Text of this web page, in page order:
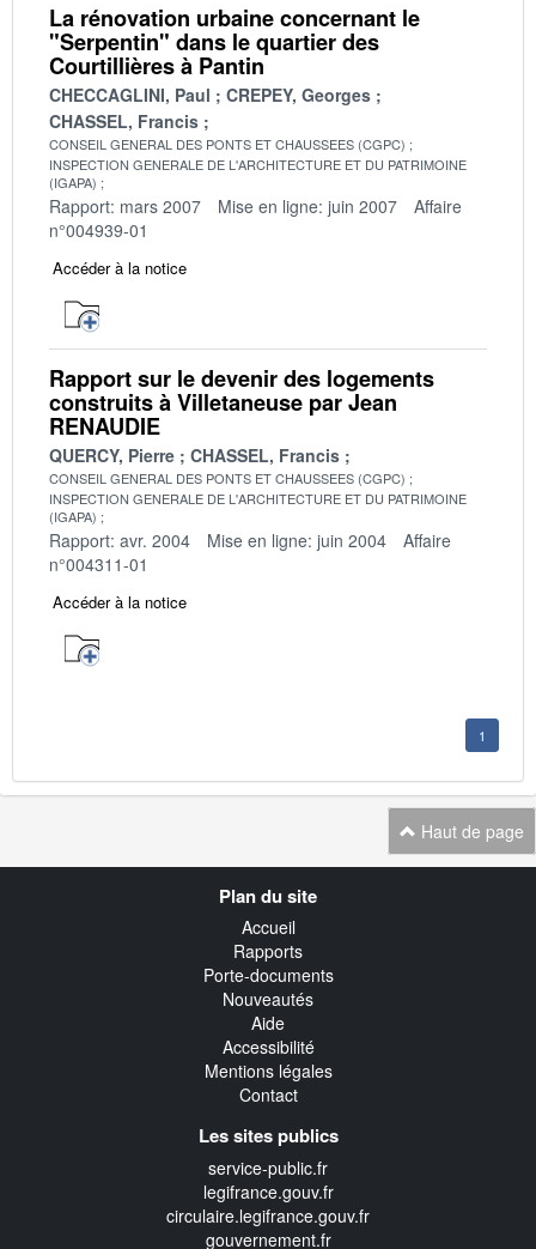
La rénovation urbaine concernant le
"Serpentin" dans le quartier des
Courtillières à Pantin
CHECCAGLINI, Paul
CREPEY, Georges
CHASSEL, Francis
CONSEIL GENERAL DES PONTS ET CHAUSSEES (CGPC)
INSPECTION GENERALE DE L'ARCHITECTURE ET DU PATRIMOINE
(IGAPA)
Rapport: mars 2007 Mise en ligne: juin 2007
Affaire
n°004939-01
Accéder à la notice
Rapport sur le devenir des logements
construits à Villetaneuse par Jean
RENAUDIE
QUERCY, Pierre CHASSEL, Francis
CONSEIL GENERAL DES PONTS ET CHAUSSEES (CGPC)
INSPECTION GENERALE DE L'ARCHITECTURE ET DU PATRIMOINE
(IGAPA)
Rapport: avr. 2004 Mise en ligne: juin 2004
Affaire
n°004311-01
Accéder à la notice
1
Haut de page
Plan du site
Accueil
Rapports
Porte-documents
Nouveautés
Aide
Accessibilité
Mentions légales
Contact
Les sites publics
service-public.fr
legifrance.gouv.fr
circulaire.legifrance.gouv.fr
gouvernement.fr